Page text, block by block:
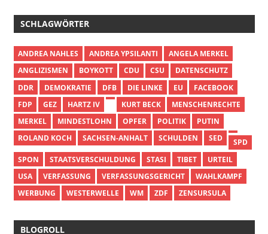
SCHLAGWÖRTER
ANDREA NAHLES ANDREA YPSILANTI
ANGELA MERKEL
ANGLIZISMEN
BOYKOTT CDU CSU
DATENSCHUTZ
DDR
DEMOKRATIE DFB DIE LINKE EU
FACEBOOK
FDP
GEZ HARTZ IV KURT BECK
MENSCHENRECHTE
MERKEL
MINDESTLOHN OPFER POLITIK
PUTIN
ROLAND KOCH
SACHSEN-ANHALT SCHULDEN SED
SPD
SPON
STAATSVERSCHULDUNG STASI TIBET
URTEIL
USA
VERFASSUNG VERFASSUNGSGERICHT
WAHLKAMPF
WERBUNG
WESTERWELLE WM ZDF ZENSURSULA
BLOGROLL